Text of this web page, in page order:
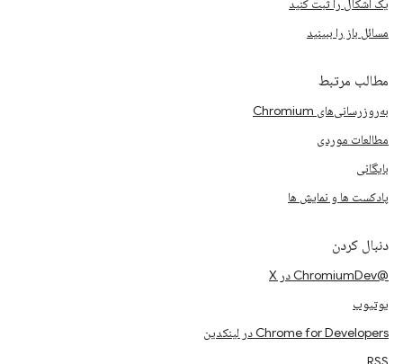
یک اشکال را ثبت کنید
مسائل باز را ببینید
مطالب مرتبط
به‌روزرسانی‌های Chromium
مطالعات موردی
بایگانی
پادکست ها و نمایش ها
دنبال کردن
@ChromiumDev در X
یوتیوب
Chrome for Developers در لینکدین